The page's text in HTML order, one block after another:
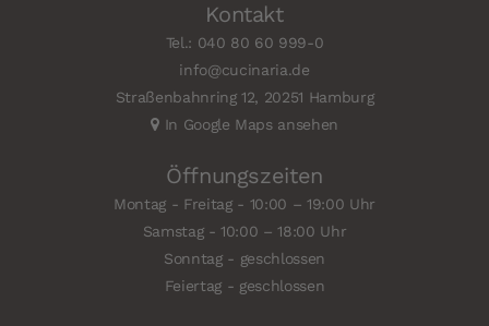
Kontakt
Tel.: 040 80 60 999-0
info@cucinaria.de
Straßenbahnring 12, 20251 Hamburg
In Google Maps ansehen
Öffnungszeiten
Montag - Freitag - 10:00 – 19:00 Uhr
Samstag - 10:00 – 18:00 Uhr
Sonntag - geschlossen
Feiertag - geschlossen